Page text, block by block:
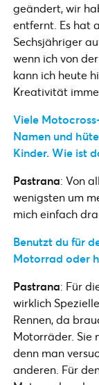
geändert, wir
entfernt. Es hat
Sechsjähriger
wenn ich von
kann ich heute
Kreativität
Viele
Namen und
Kinder. Wie ist
Pastrana: Von
wenigsten um
mich einfach
Benutzt du für
Motorrad oder
Pastrana: Für
wirklich
Rennen, da
Motorräder. Sie
denn man
anderen. Für